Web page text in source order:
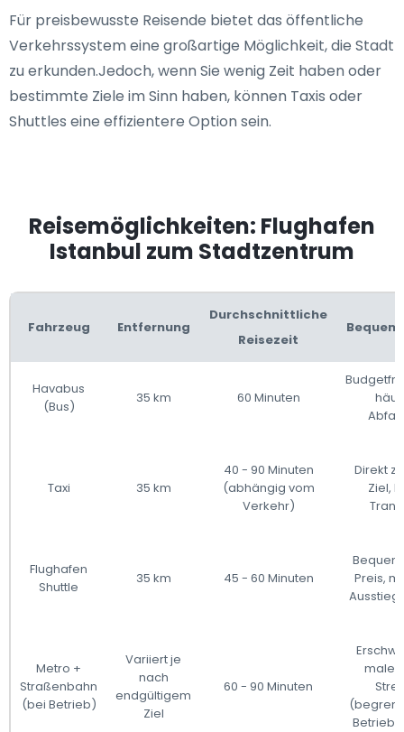
Für preisbewusste Reisende bietet das öffentliche
Verkehrssystem eine großartige Möglichkeit, die Stadt
zu erkunden.Jedoch, wenn Sie wenig Zeit haben oder
bestimmte Ziele im Sinn haben, können Taxis oder
Shuttles eine effizientere Option sein.
Reisemöglichkeiten: Flughafen
Istanbul zum Stadtzentrum
Fahrzeug Entfernung
Durchschnittliche
Reisezeit
Havabus
(Bus)
35 km 60 Minuten
Taxi 35 km
40 - 90 Minuten
(abhängig vom
Verkehr)
Direkt
Ziel,
Flughafen
Shuttle
35 km 45 - 60 Minuten
Preis,
Metro +
Straßenbahn
(bei Betrieb)
Variiert je
nach
endgültigem
Ziel
60 - 90 Minuten